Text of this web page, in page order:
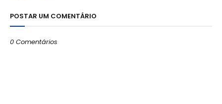
POSTAR UM COMENTÁRIO
0 Comentários